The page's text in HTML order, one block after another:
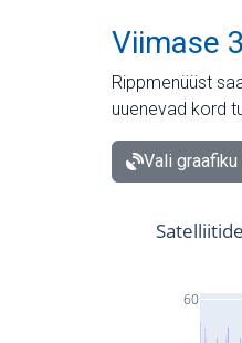
Viimase
Rippmenüüst
uuenevad kord
Vali graafiku
60